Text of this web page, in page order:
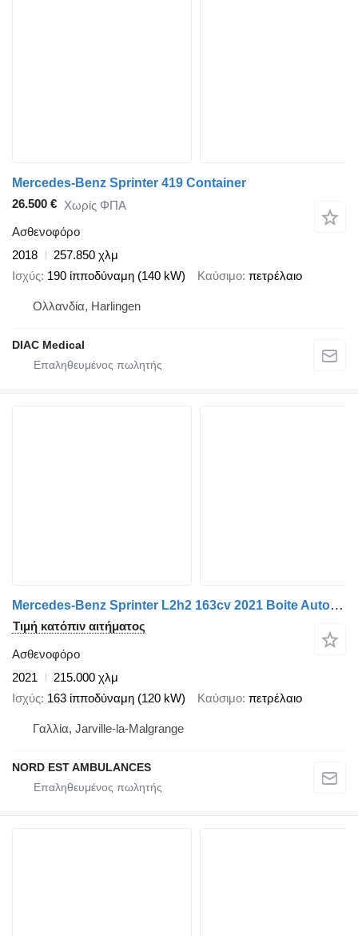
Mercedes-Benz Sprinter 419 Container
26.500 € Χωρίς ΦΠΑ
Ασθενοφόρο
2018
257.850 χλμ
Ισχύς 190 ίπποδύναμη (140 kW) Καύσιμο πετρέλαιο
Ολλανδία, Harlingen
DIAC Medical
Mercedes-Benz Sprinter L2h2 163cv 2021 Boite Automatique
Τιμή κατόπιν αιτήματος
Ασθενοφόρο
2021
215.000 χλμ
Ισχύς 163 ίπποδύναμη (120 kW) Καύσιμο πετρέλαιο
Γαλλία, Jarville-la-Malgrange
NORD EST AMBULANCES